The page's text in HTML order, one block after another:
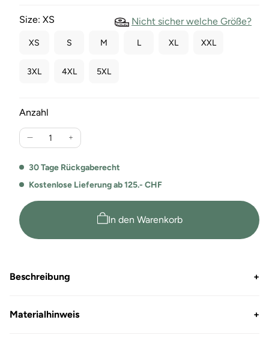
Size: XS Nicht sicher welche Größe?
XS S M L XL XXL
3XL 4XL 5XL
Anzahl
Verringere
Menge
für
Fit
Erhöhe
Menge
für
Comfort
30 Tage Rückgaberecht
Kostenlose Lieferung ab 125.- CHF
In den Warenkorb
Beschreibung +
Materialhinweis +